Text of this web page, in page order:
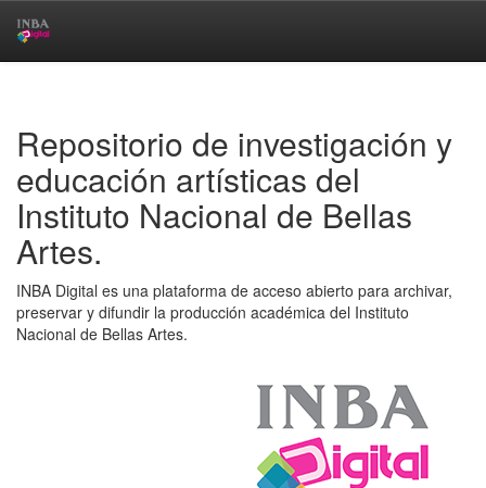
Repositorio de investigación y
educación artísticas del
Instituto Nacional de Bellas
Artes.
INBA Digital es una plataforma de acceso abierto para archivar,
preservar y difundir la producción académica del Instituto
Nacional de Bellas Artes.